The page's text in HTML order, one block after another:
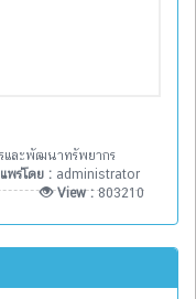
และพัฒนาทรัพยากร
พร่โดย : administrator
View :803210